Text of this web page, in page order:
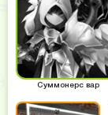
Суммонерс вар